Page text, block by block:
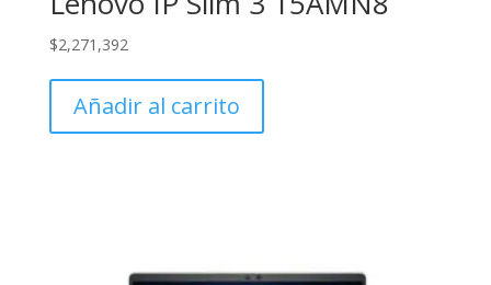
$2,271,392
Añadir al carrito